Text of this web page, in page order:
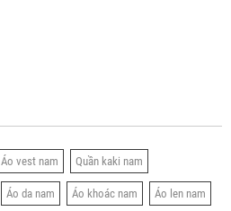
Áo vest nam Quần kaki nam
Áo da nam Áo khoác nam Áo len nam